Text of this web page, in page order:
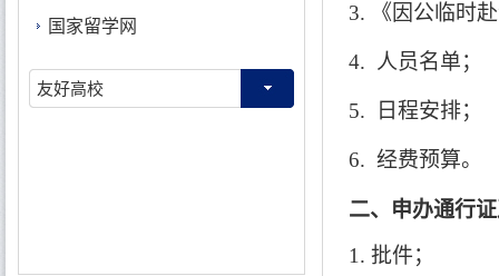
国家留学网
友好高校
3. 《因公临时
4. 人员名单；
5. 日程安排；
6. 经费预算。
二、申办通行
1. 批件；